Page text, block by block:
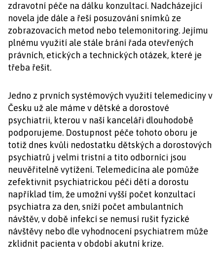
zdravotní péče na dálku konzultací. Nadcházející
novela jde dále a řeší posuzování snímků ze
zobrazovacích metod nebo telemonitoring. Jejímu
plnému využití ale stále brání řada otevřených
právních, etických a technických otázek, které je
třeba řešit.
Jedno z prvních systémových využití telemedicíny v
Česku už ale máme v dětské a dorostové
psychiatrii, kterou v naší kanceláři dlouhodobě
podporujeme. Dostupnost péče tohoto oboru je
totiž dnes kvůli nedostatku dětských a dorostových
psychiatrů j velmi tristní a tito odborníci jsou
neuvěřitelně vytížení. Telemedicína ale pomůže
zefektivnit psychiatrickou péči dětí a dorostu
například tím, že umožní vyšší počet konzultací
psychiatra za den, sníží počet ambulantních
návštěv, v době infekcí se nemusí rušit fyzické
návštěvy nebo dle vyhodnocení psychiatrem může
zklidnit pacienta v období akutní krize.